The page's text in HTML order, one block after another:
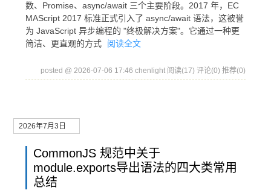
数、Promise、async/await 三个主要阶段。2017 年，EC
MAScript 2017 标准正式引入了 async/await 语法，这被誉
为 JavaScript 异步编程的 "终极解决方案"。它通过一种更
简洁、更直观的方式
阅读全文
posted @ 2026-07-06 17:46 chenlight 阅读(17) 评论(0) 推荐(0)
2026年7月3日
CommonJS 规范中关于
module.exports导出语法的四大类常用
总结